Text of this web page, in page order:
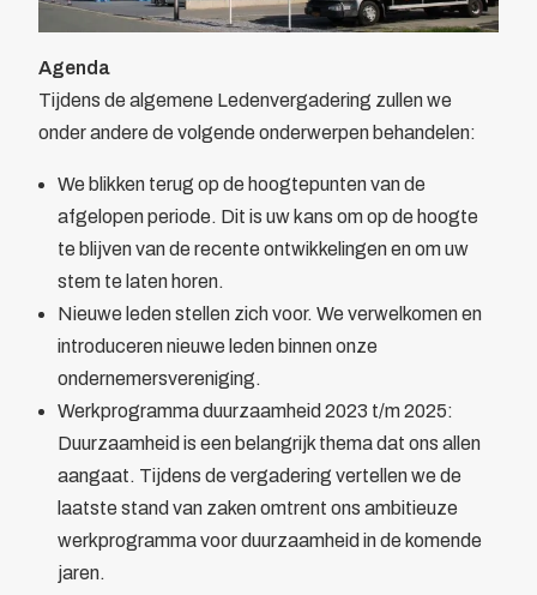
Agenda
Tijdens de algemene Ledenvergadering zullen we
onder andere de volgende onderwerpen behandelen:
We blikken terug op de hoogtepunten van de
afgelopen periode. Dit is uw kans om op de hoogte
te blijven van de recente ontwikkelingen en om uw
stem te laten horen.
Nieuwe leden stellen zich voor. We verwelkomen en
introduceren nieuwe leden binnen onze
ondernemersvereniging.
Werkprogramma duurzaamheid 2023 t/m 2025:
Duurzaamheid is een belangrijk thema dat ons allen
aangaat. Tijdens de vergadering vertellen we de
laatste stand van zaken omtrent ons ambitieuze
werkprogramma voor duurzaamheid in de komende
jaren.